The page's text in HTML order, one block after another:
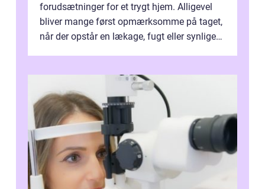
forudsætninger for et trygt hjem. Alligevel
bliver mange først opmærksomme på taget,
når der opstår en lækage, fugt eller synlige